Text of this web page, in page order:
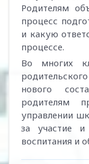
Родителям
процесс
и какую
процессе.
Во многих
нового
родителям
управлении
за участие
воспитания и